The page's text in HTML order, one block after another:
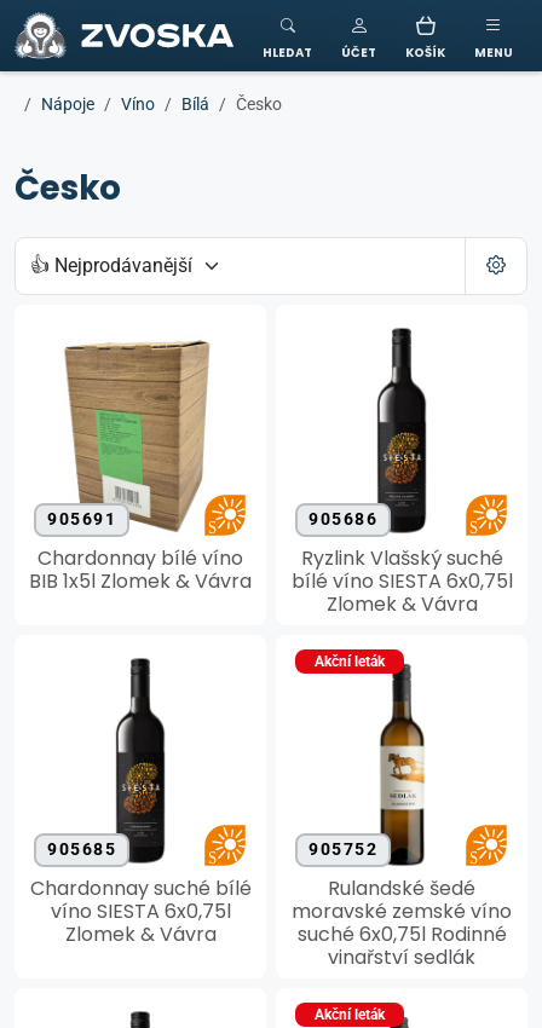
ZVOSKA
HLEDAT ÚČET KOŠÍK MENU
Nápoje Víno Bílá Česko
Česko
905691
Chardonnay bílé víno
BIB 1x5l Zlomek & Vávra
905686
Ryzlink Vlašský suché
bílé víno SIESTA 6x0,75l
Zlomek & Vávra
905685
Chardonnay suché bílé
víno SIESTA 6x0,75l
Zlomek & Vávra
Akční leták
905752
Rulandské šedé
moravské zemské víno
suché 6x0,75l Rodinné
vinařství sedlák
Akční leták